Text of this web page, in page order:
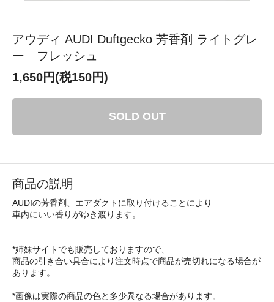
アウディ AUDI Duftgecko 芳香剤 ライトグレ
ー フレッシュ
1,650円(税150円)
SOLD OUT
商品の説明
AUDIの芳香剤、エアダクトに取り付けることにより
車内にいい香りがゆき渡ります。
*姉妹サイトでも販売しておりますので、
商品の引き合い具合により注文時点で商品が売切れになる場合が
あります。
*画像は実際の商品の色と多少異なる場合があります。